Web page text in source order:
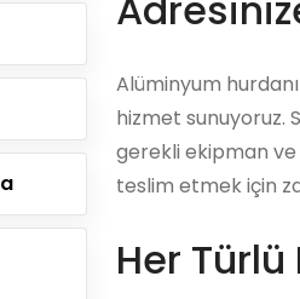
Alüminyum
hizmet sunuyoruz.
gerekli ekipman ve
teslim etmek için
Her Türlü